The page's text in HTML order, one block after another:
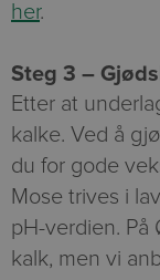
her.
Steg 3 –
Etter at
kalke. Ved å
du for gode
Mose trives i
pH-verdien. På
kalk, men vi